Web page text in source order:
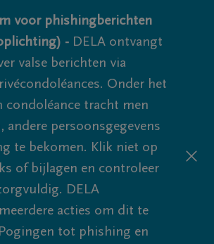
voor phishingberichten
- DELA ontvangt
valse berichten via
Onder het
condoléance tracht men
andere persoonsgegevens
te bekomen. Klik niet op
of bijlagen en controleer
DELA
acties om dit te
tot phishing en